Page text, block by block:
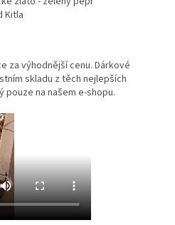
Kitla
za výhodnější cenu. Dárkové
skladu z těch nejlepších
na našem e-shopu.